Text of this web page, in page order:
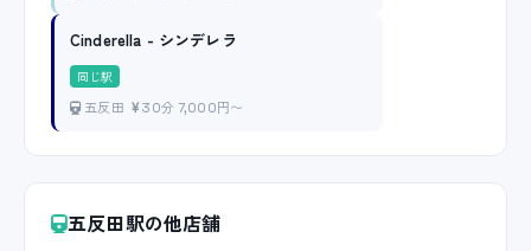
Cinderella - シンデレラ
同じ駅
五反田 30分 7,000円〜
五反田駅の他店舗